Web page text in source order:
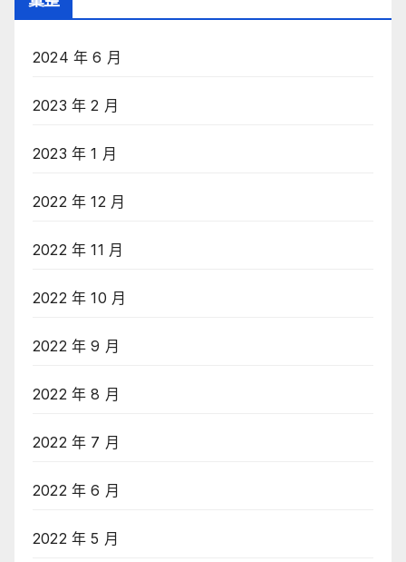
2024 年 6 月
2023 年 2 月
2023 年 1 月
2022 年 12 月
2022 年 11 月
2022 年 10 月
2022 年 9 月
2022 年 8 月
2022 年 7 月
2022 年 6 月
2022 年 5 月